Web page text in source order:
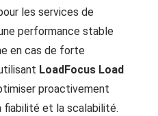
les services de
performance stable
en cas de forte
LoadFocus Load
proactivement
et la scalabilité.